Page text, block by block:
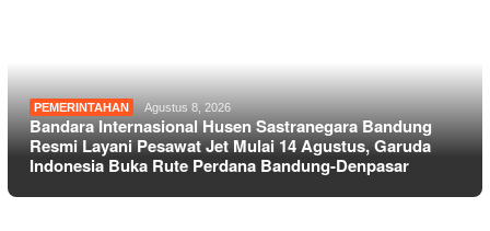
PEMERINTAHAN Agustus 8, 2026
Bandara Internasional Husen Sastranegara Bandung
Resmi Layani Pesawat Jet Mulai 14 Agustus, Garuda
Indonesia Buka Rute Perdana Bandung-Denpasar